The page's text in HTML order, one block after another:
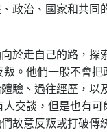
政治、國家和共同
於走自己的路，
。他們一般不會
驗、過往經歷，
交談，但是也有
故意反叛或打破